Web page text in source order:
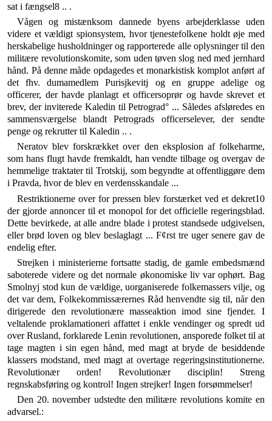
sat i fængsel8 .. .
Vågen og mistænksom dannede byens arbejderklasse uden
videre et vældigt spionsystem, hvor tjenestefol­kene holdt øje med
herskabelige husholdninger og rap­porterede alle oplysninger til den
militære revolutions­komite, som uden tøven slog ned med jernhard
hånd. På denne måde opdagedes et monarkistisk komplot an­ført af
det fhv. dumamedlem Purisjkevitj og en gruppe adelige og
officerer, der havde planlagt et officersoprør og havde skrevet et
brev, der inviterede Kaledin til Pe­trograd° ... Således afsløredes en
sammensværgelse blandt Petrograds officerselever, der sendte
penge og rekrutter til Kaledin .. .
Neratov blev forskrækket over den eksplosion af fol­keharme,
som hans flugt havde fremkaldt, han vendte tilbage og overgav de
hemmelige traktater til Trotskij, som begyndte at offentliggøre dem
i Pravda, hvor de blev en verdensskandale ...
Restriktionerne over for pressen blev forstærket ved et dekret10
der gjorde annoncer til et monopol for det officielle regeringsblad.
Dette bevirkede, at alle andre blade i protest standsede udgivelsen,
eller brød loven og blev beslaglagt ... F¢rst tre uger senere gav de
en­delig efter.
Strejken i ministerierne fortsatte stadig, de gamle embedsmænd
saboterede videre og det normale økono­miske liv var ophørt. Bag
Smolnyj stod kun de vældige, uorganiserede folkemassers vilje, og
det var dem, Folkekommissærernes Råd henvendte sig til, når den
diri­gerede den revolutionære masseaktion imod sine fjen­der. I
veltalende proklamationeri affattet i enkle ven­dinger og spredt ud
over Rusland, forklarede Lenin revolutionen, ansporede folket til at
tage magten i sin egen hånd, med magt at bryde de besiddende
klassers modstand, med magt at overtage regeringsinstitutionerne.
Revolutionær orden! Revolutionær disciplin! Streng
regnskabsføring og kontrol! Ingen strejker! Ingen for­sømmelser!
Den 20. november udstedte den militære revolutions komite en
advarsel.: